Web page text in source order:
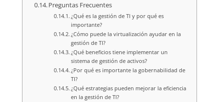
Preguntas Frecuentes
¿Qué es la gestión de TI y por qué es
importante?
¿Cómo puede la virtualización ayudar en la
gestión de TI?
¿Qué beneficios tiene implementar un
sistema de gestión de activos?
¿Por qué es importante la gobernabilidad de
TI?
¿Qué estrategias pueden mejorar la eficiencia
en la gestión de TI?